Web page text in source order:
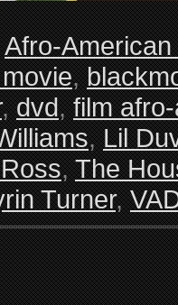
Afro-
,
,dvd,film
,Lil
,The
Turner,